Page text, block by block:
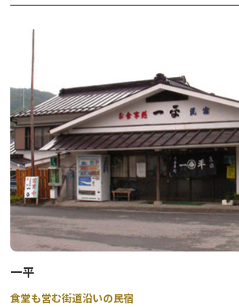
一平
食堂も営む街道沿いの民宿